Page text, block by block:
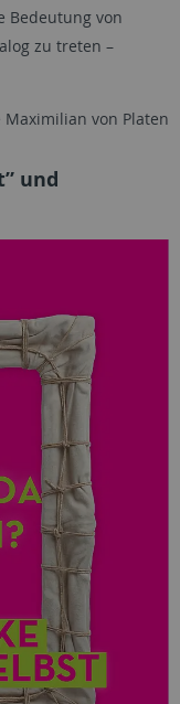
Bedeutung von
zu treten –
von Platen
und